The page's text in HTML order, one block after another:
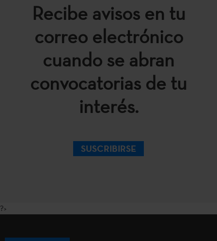
Recibe avisos en tu
correo electrónico
cuando se abran
convocatorias de tu
interés.
SUSCRIBIRSE
?>